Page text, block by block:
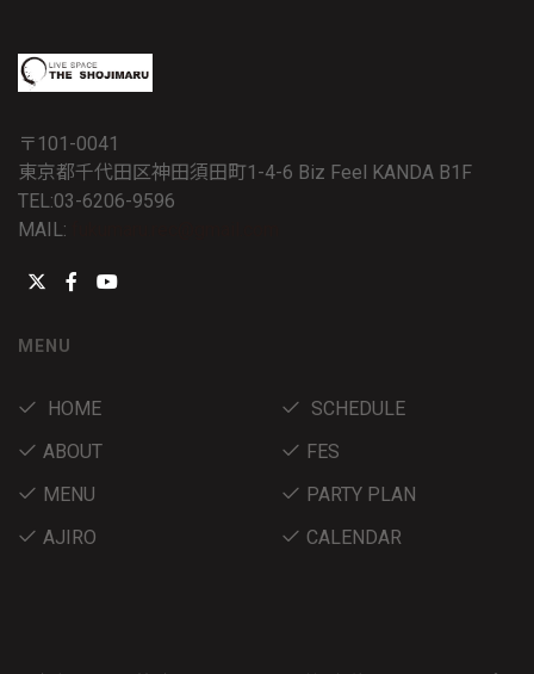
〒101-0041
東京都千代田区神田須田町1-4-6 Biz Feel KANDA B1F
TEL:03-6206-9596
MAIL:
MENU
HOME
SCHEDULE
ABOUT
FES
MENU
PARTY PLAN
AJIRO
CALENDAR